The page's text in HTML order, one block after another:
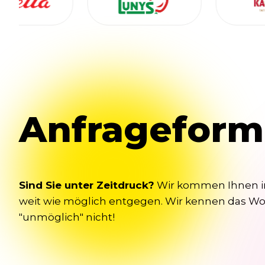
Sind Sie unter Zeitdruck? Wir kommen Ihnen
weit wie möglich entgegen. Wir kennen das
"unmöglich" nicht!